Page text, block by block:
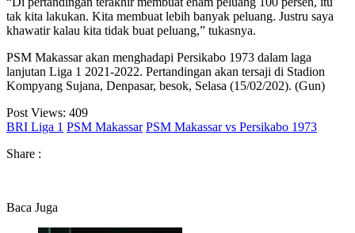
tak kita lakukan. Kita membuat lebih banyak peluang. Justru saya
khawatir kalau kita tidak buat peluang,” tukasnya.
PSM Makassar akan menghadapi Persikabo 1973 dalam laga
lanjutan Liga 1 2021-2022. Pertandingan akan tersaji di Stadion
Kompyang Sujana, Denpasar, besok, Selasa (15/02/202). (Gun)
Post Views: 409
BRI Liga 1 PSM Makassar PSM Makassar vs Persikabo 1973
Share :
Baca Juga